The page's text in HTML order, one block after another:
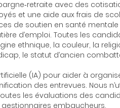
avec des
et une aide aux frais de
de soutien en santé mentale
d’emploi. Toutes les
ethnique, la couleur, la
le statut d’ancien
(IA) pour aider à
des entrevues. Nous
les évaluations des
embaucheurs.